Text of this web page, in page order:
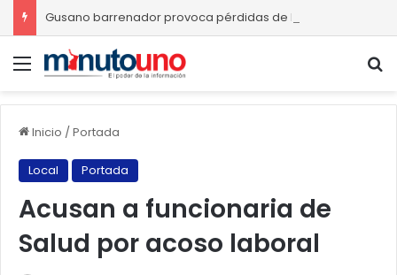
Menú
Inicio /Portada
Local Portada
Acusan a funcionaria de
Salud por acoso laboral